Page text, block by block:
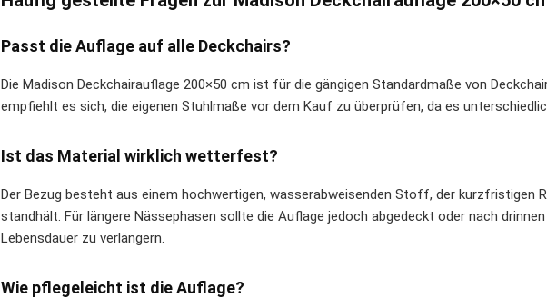
Passt die Auflage auf alle Deckchairs?
Die Madison Deckchairauflage 200×50 cm ist für die gängigen Standardmaße von
empfiehlt es sich, die eigenen Stuhlmaße vor dem Kauf zu überprüfen, da es
Ist das Material wirklich wetterfest?
Der Bezug besteht aus einem hochwertigen, wasserabweisenden Stoff, der kurzfristigen
standhält. Für längere Nässephasen sollte die Auflage jedoch abgedeckt oder nach
Lebensdauer zu verlängern.
Wie pflegeleicht ist die Auflage?